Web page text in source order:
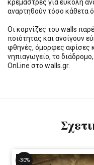
κρεμάστρες για εύκολη
αναρτηθούν τόσο κάθετα
Οι κορνίζες του walls
ποιότητας και ανοίγουν
φθηνές, όμορφες αφίσες
νηπιαγωγείο, το
OnLine στο walls.gr.
-30%